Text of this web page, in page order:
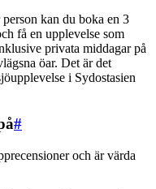
person kan du boka en 3
få en upplevelse som
privata middagar på
öar. Det är det
i Sydostasien
#
och är värda